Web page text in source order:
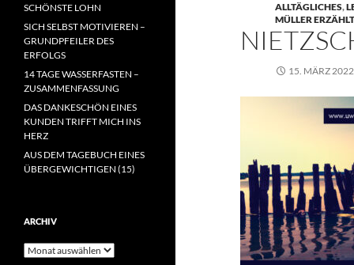
ALLTÄGLICHES,
MÜLLER ERZÄHLT
15. MÄRZ 2022
SCHÖNSTE LOHN
SICH SELBST MOTIVIEREN –
GRUNDPFEILER DES
ERFOLGS
14 TAGE WASSERFASTEN –
ZUSAMMENFASSUNG
DAS DANKESCHÖN EINES
KUNDEN TRIFFT MICH INS
HERZ
AUS DEM TAGEBUCH EINES
ÜBERGEWICHTIGEN (15)
ARCHIV
Archiv